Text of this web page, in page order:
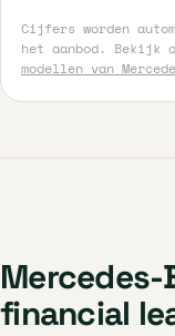
Cijfers worden
het aanbod. Bekijk
modellen van
Mercedes-
financial